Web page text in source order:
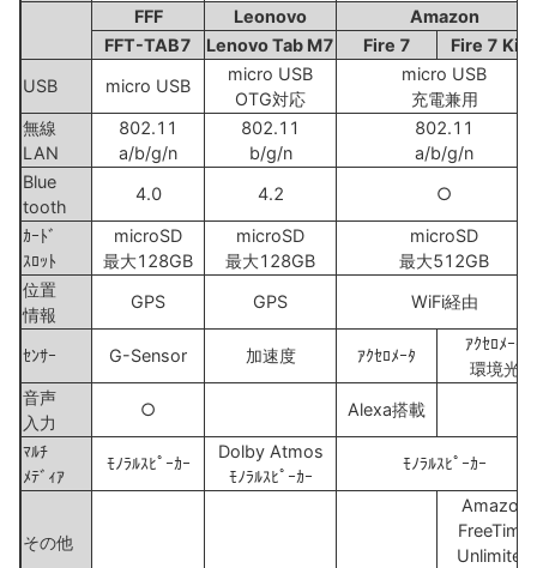
FFF Leonovo
Amazon
FFT-TAB7
Lenovo Tab M7 Fire 7
Fire 7
USB
micro USB
micro USB
OTG対応
micro USB
充電兼用
無線
LAN
802.11
a/b/g/n
802.11
b/g/n
802.11
a/b/g/n
Blue
tooth
4.0 4.2 ○
ｶｰﾄﾞ
ｽﾛｯﾄ
microSD
最大128GB
microSD
最大128GB
microSD
最大512GB
位置
情報
GPS GPS WiFi経由
ｾﾝｻｰ G-Sensor 加速度 ｱｸｾﾛﾒｰﾀ
ｱｸｾﾛﾒｰﾀ
環境光
音声
入力
○ Alexa搭載
ﾏﾙﾁ
ﾒﾃﾞｨｱ
ﾓﾉﾗﾙｽﾋﾟｰｶｰ
Dolby Atmos
ﾓﾉﾗﾙｽﾋﾟｰｶｰ
ﾓﾉﾗﾙｽﾋﾟｰｶｰ
その他
Amazon
FreeTime
Unlimited